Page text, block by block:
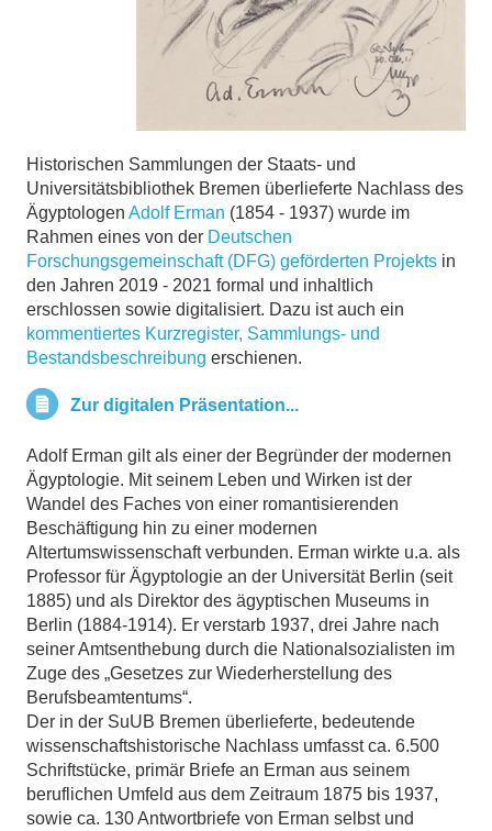
Historischen Sammlungen der Staats- und
Universitätsbibliothek Bremen überlieferte Nachlass des
Ägyptologen Adolf Erman (1854 - 1937) wurde im
Rahmen eines von der Deutschen
Forschungsgemeinschaft (DFG) geförderten Projekts in
den Jahren 2019 - 2021 formal und inhaltlich
erschlossen sowie digitalisiert. Dazu ist auch ein
kommentiertes Kurzregister, Sammlungs- und
Bestandsbeschreibung erschienen.
Zur digitalen Präsentation...
Adolf Erman gilt als einer der Begründer der modernen
Ägyptologie. Mit seinem Leben und Wirken ist der
Wandel des Faches von einer romantisierenden
Beschäftigung hin zu einer modernen
Altertumswissenschaft verbunden. Erman wirkte u.a. als
Professor für Ägyptologie an der Universität Berlin (seit
1885) und als Direktor des ägyptischen Museums in
Berlin (1884-1914). Er verstarb 1937, drei Jahre nach
seiner Amtsenthebung durch die Nationalsozialisten im
Zuge des „Gesetzes zur Wiederherstellung des
Berufsbeamtentums“.
Der in der SuUB Bremen überlieferte, bedeutende
wissenschaftshistorische Nachlass umfasst ca. 6.500
Schriftstücke, primär Briefe an Erman aus seinem
beruflichen Umfeld aus dem Zeitraum 1875 bis 1937,
sowie ca. 130 Antwortbriefe von Erman selbst und